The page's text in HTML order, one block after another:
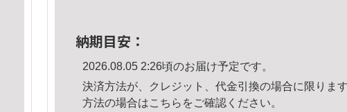
納期目安：
2026.08.05 2:26頃のお届け予定です。
決済方法が、クレジット、代金引換の場合に限りま
方法の場合はこちら をご確認ください。